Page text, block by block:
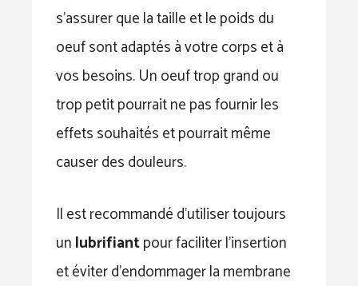
s’assurer que la taille et le poids du
oeuf sont adaptés à votre corps et à
vos besoins. Un oeuf trop grand ou
trop petit pourrait ne pas fournir les
effets souhaités et pourrait même
causer des douleurs.
Il est recommandé d’utiliser toujours
unlubrifiantpour faciliter l’insertion
et éviter d’endommager la membrane